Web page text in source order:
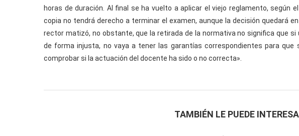
horas de duración. Al final se ha vuelto a aplicar el viejo reglamento, según
copia no tendrá derecho a terminar el examen, aunque la decisión quedará
rector matizó, no obstante, que la retirada de la normativa no significa que
de forma injusta, no vaya a tener las garantías correspondientes para que
comprobar si la actuación del docente ha sido o no correcta».
TAMBIÉN LE PUEDE